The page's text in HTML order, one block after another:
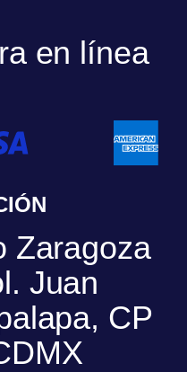
en línea
Zaragoza
Juan
CP